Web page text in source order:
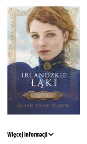
Więcej informacji